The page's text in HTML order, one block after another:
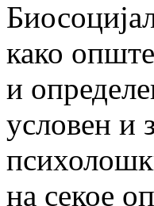
како
и
условен и
на секое